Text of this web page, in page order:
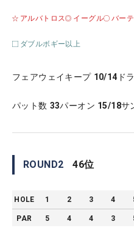
アルバトロス イーグル バー
ダブルボギー以上
フェアウェイキープ 10/14 ド
パット数 33パーオン 15/18サ
ROUND2 46位
HOLE 1 2 3 4
PAR 5 4 4 3